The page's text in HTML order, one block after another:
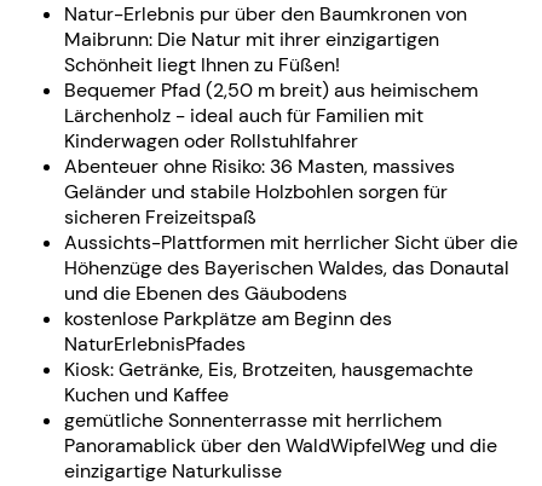
Natur-Erlebnis pur über den Baumkronen von
Maibrunn: Die Natur mit ihrer einzigartigen
Schönheit liegt Ihnen zu Füßen!
Bequemer Pfad (2,50 m breit) aus heimischem
Lärchenholz - ideal auch für Familien mit
Kinderwagen oder Rollstuhlfahrer
Abenteuer ohne Risiko: 36 Masten, massives
Geländer und stabile Holzbohlen sorgen für
sicheren Freizeitspaß
Aussichts-Plattformen mit herrlicher Sicht über die
Höhenzüge des Bayerischen Waldes, das Donautal
und die Ebenen des Gäubodens
kostenlose Parkplätze am Beginn des
NaturErlebnisPfades
Kiosk: Getränke, Eis, Brotzeiten, hausgemachte
Kuchen und Kaffee
gemütliche Sonnenterrasse mit herrlichem
Panoramablick über den WaldWipfelWeg und die
einzigartige Naturkulisse